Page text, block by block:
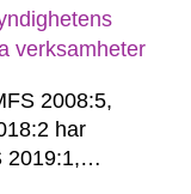
verksamheter
2008:5,
har
2019:1,